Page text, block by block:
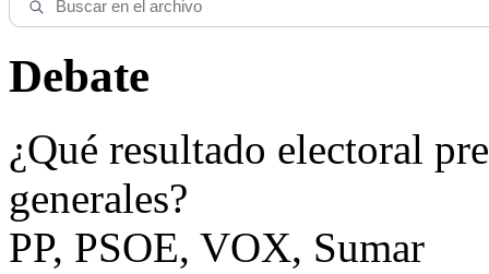
Debate
¿Qué resultado electoral
generales?
PP, PSOE, VOX, Sumar